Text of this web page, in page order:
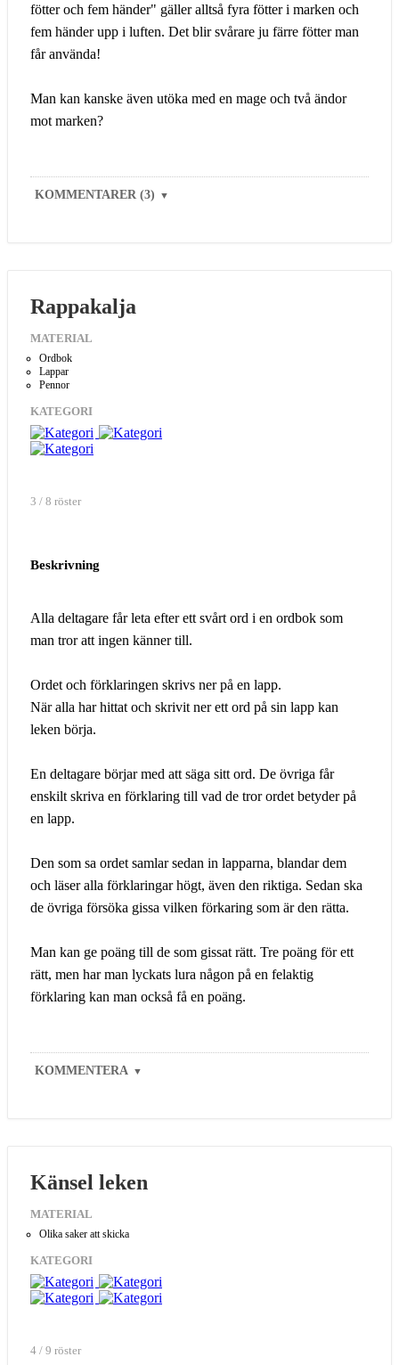
fötter och fem händer" gäller alltså fyra fötter i marken och
fem händer upp i luften. Det blir svårare ju färre fötter man
får använda!
Man kan kanske även utöka med en mage och två ändor
mot marken?
KOMMENTARER (3) ▼
Rappakalja
MATERIAL
Ordbok
Lappar
Pennor
KATEGORI
3 / 8 röster
Beskrivning
Alla deltagare får leta efter ett svårt ord i en ordbok som
man tror att ingen känner till.
Ordet och förklaringen skrivs ner på en lapp.
När alla har hittat och skrivit ner ett ord på sin lapp kan
leken börja.
En deltagare börjar med att säga sitt ord. De övriga får
enskilt skriva en förklaring till vad de tror ordet betyder på
en lapp.
Den som sa ordet samlar sedan in lapparna, blandar dem
och läser alla förklaringar högt, även den riktiga. Sedan ska
de övriga försöka gissa vilken förkaring som är den rätta.
Man kan ge poäng till de som gissat rätt. Tre poäng för ett
rätt, men har man lyckats lura någon på en felaktig
förklaring kan man också få en poäng.
KOMMENTERA ▼
Känsel leken
MATERIAL
Olika saker att skicka
KATEGORI
4 / 9 röster